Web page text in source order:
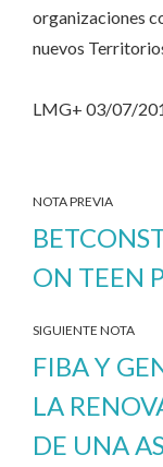
organizaciones
nuevos
LMG+ 03/07/
NOTA PREVIA
ON TEEN
SIGUIENTE NOTA
FIBA Y
LA
DE UNA